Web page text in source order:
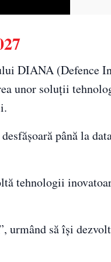
DIANA (Defence
unor soluții
până la
tehnologii
urmând să își